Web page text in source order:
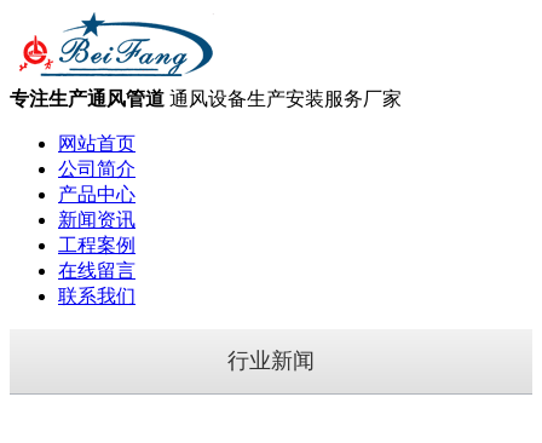
专注生产通风管道 通风设备生产安装服务厂家
网站首页
公司简介
产品中心
新闻资讯
工程案例
在线留言
联系我们
行业新闻